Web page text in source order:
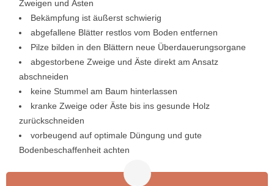
Zweigen und Ästen
Bekämpfung ist äußerst schwierig
abgefallene Blätter restlos vom Boden entfernen
Pilze bilden in den Blättern neue Überdauerungsorgane
abgestorbene Zweige und Äste direkt am Ansatz
abschneiden
keine Stummel am Baum hinterlassen
kranke Zweige oder Äste bis ins gesunde Holz
zurückschneiden
vorbeugend auf optimale Düngung und gute
Bodenbeschaffenheit achten